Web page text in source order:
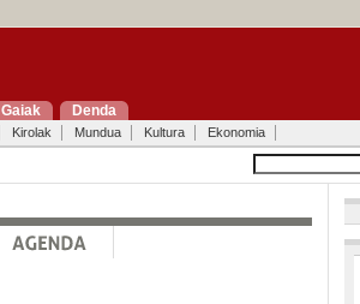
Gaiak Denda
Kirolak Mundua Kultura Ekonomia